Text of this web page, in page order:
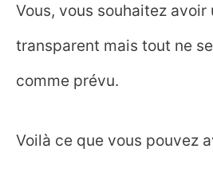
Vous, vous souhaitez avoir
transparent mais tout ne
comme prévu.
Voilà ce que vous pouvez